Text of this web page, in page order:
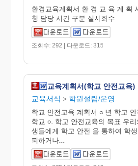
환경교육계획서 환 경 교 육 계 획
칭 담당 시간 구분 실시회수
조회수: 292 | 다운로드: 315
교육계획서(학교 안전교육)
교육서식 > 학원설립/운영
학교 안전교육 계획서 ○ 년 학교
학교 ○. 학교 안전교육의 목표 우
생들에게 학교 안전 을 통하여 학
피하거나...